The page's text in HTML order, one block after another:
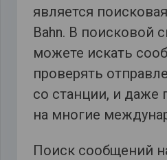
является
Bahn. В поисковой
можете искать
проверять
со станции, и даже
на многие
Поиск сообщений